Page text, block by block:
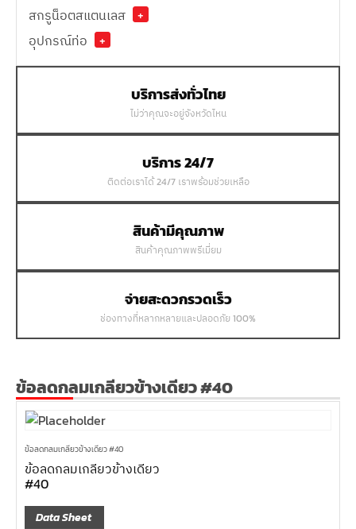
สกรูน็อตสแตนเลส
+
อุปกรณ์ท่อ
+
บริการส่งทั่วไทย
ไม่ว่าคุณจะอยู่จังหวัดไหน
บริการ 24/7
ติดต่อเราได้ 24/7 เราพร้อมช่วยเหลือ
สินค้ามีคุณภาพ
สินค้าคุณภาพพรีเมี่ยม
จ่ายสะดวกรวดเร็ว
ช่องทางที่หลากหลายและปลอดภัย 100%
ข้อลดกลมเกลียวข้างเดียว #40
ข้อลดกลมเกลียวข้างเดียว #40
ข้อลดกลมเกลียวข้างเดียว
#40
Data Sheet